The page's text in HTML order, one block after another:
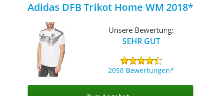
Adidas DFB Trikot Home WM 2018
Unsere Bewertung:
SEHR GUT
2058 Bewertungen